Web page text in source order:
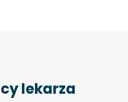
lekarza